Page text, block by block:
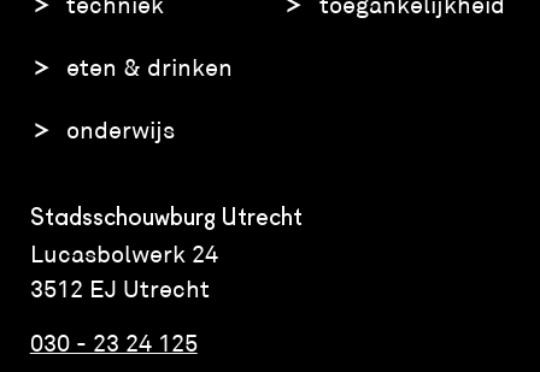
eten & drinken
onderwijs
Stadsschouwburg Utrecht
Lucasbolwerk 24
3512 EJ Utrecht
030 - 23 24 125